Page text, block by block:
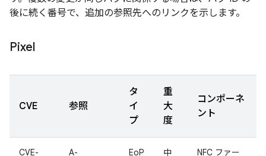
後に続く番号で、追加の参照先へのリンクを示します。
Pixel
CVE 参照
タ
イ
プ
重
大
度
コンポーネ
ント
CVE-
A-
EoP
中
NFC ファー